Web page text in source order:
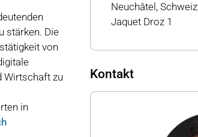
stärken. Die
von
Wirtschaft zu
in
Neuchâtel, Schweiz
Jaquet Droz 1
Kontakt